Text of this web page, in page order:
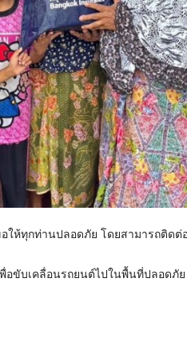
ให้ทุกท่านปลอดภัย โดยสามารถติด
ขับเคลื่อนรถยนต์ไปในพื้นที่ปลอดภั